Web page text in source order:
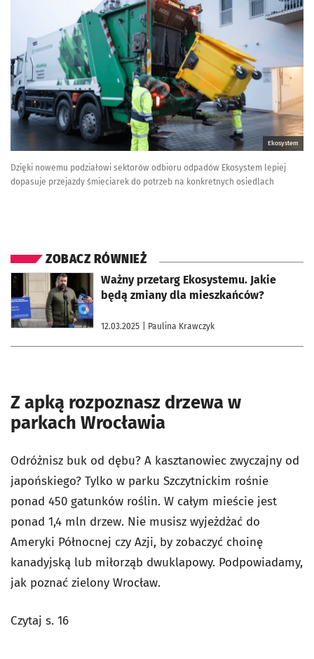
Ekosystem
Dzięki nowemu podziałowi sektorów odbioru odpadów Ekosystem lepiej
dopasuje przejazdy śmieciarek do potrzeb na konkretnych osiedlach
ZOBACZ RÓWNIEŻ
Ważny przetarg Ekosystemu. Jakie
będą zmiany dla mieszkańców?
12.03.2025 | Paulina Krawczyk
otworzy się w nowej karcie
Z apką rozpoznasz drzewa w
parkach Wrocławia
Odróżnisz buk od dębu? A kasztanowiec zwyczajny od
japońskiego? Tylko w parku Szczytnickim rośnie
ponad 450 gatunków roślin. W całym mieście jest
ponad 1,4 mln drzew. Nie musisz wyjeżdżać do
Ameryki Północnej czy Azji, by zobaczyć choinę
kanadyjską lub miłorząb dwuklapowy. Podpowiadamy,
jak poznać zielony Wrocław.
Czytaj s. 16